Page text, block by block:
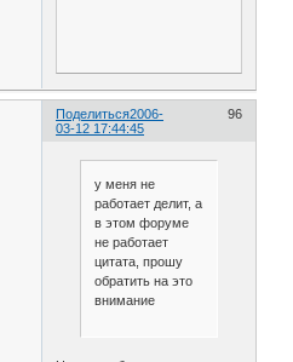
Поделиться 96
2006-
03-12 17:44:45
у меня не
работает делит, а
в этом форуме
не работает
цитата, прошу
обратить на это
внимание